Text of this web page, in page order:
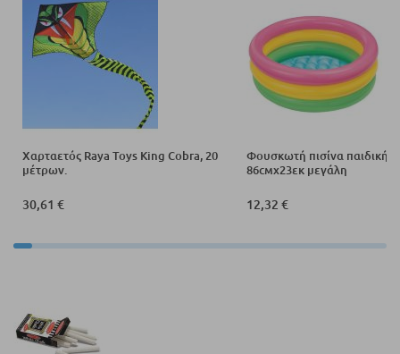
Χαρταετός Raya Toys King Cobra, 20
μέτρων.
30,61 €
Φουσκωτή πισίνα παιδική
86смх23εκ μεγάλη
12,32 €